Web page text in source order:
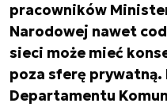
pracowników
Narodowej nawet
sieci może mieć
poza sferę prywatną.
Departamentu